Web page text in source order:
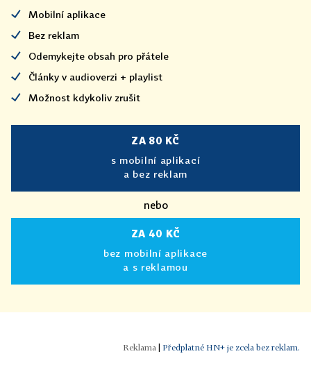
Mobilní aplikace
Bez reklam
Odemykejte obsah pro přátele
Články v audioverzi + playlist
Možnost kdykoliv zrušit
ZA 80 KČ
s mobilní aplikací
a bez reklam
nebo
ZA 40 KČ
bez mobilní aplikace
a s reklamou
Předplatné HN+ je zcela bez reklam.